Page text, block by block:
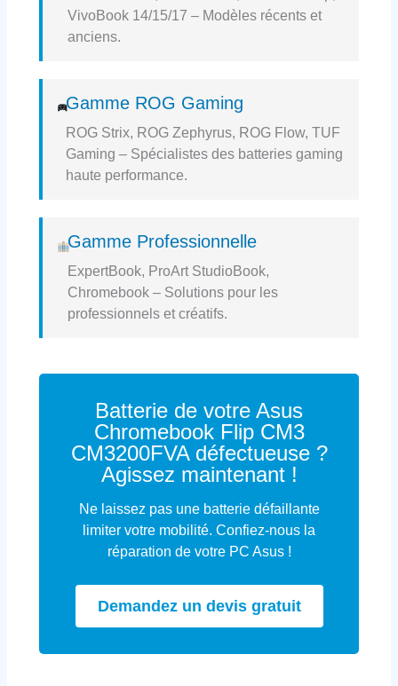
VivoBook 14/15/17 – Modèles récents et
anciens.
Gamme ROG Gaming
ROG Strix, ROG Zephyrus, ROG Flow, TUF
Gaming – Spécialistes des batteries gaming
haute performance.
Gamme Professionnelle
ExpertBook, ProArt StudioBook,
Chromebook – Solutions pour les
professionnels et créatifs.
Batterie de votre Asus
Chromebook Flip CM3
CM3200FVA défectueuse ?
Agissez maintenant !
Ne laissez pas une batterie défaillante
limiter votre mobilité. Confiez-nous la
réparation de votre PC Asus !
Demandez un devis gratuit